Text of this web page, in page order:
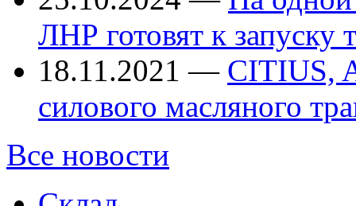
ЛНР готовят к запуску
18.11.2021 — CITIUS,
силового масляного
Все новости